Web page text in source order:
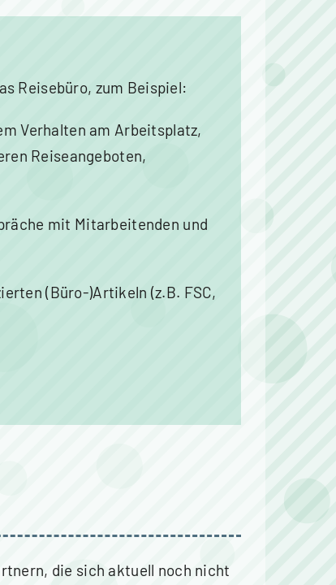
Reisebüro, zum Beispiel:
Verhalten am Arbeitsplatz,
Reiseangeboten,
mit Mitarbeitenden und
(Büro-)Artikeln (z.B. FSC,
die sich aktuell noch nicht